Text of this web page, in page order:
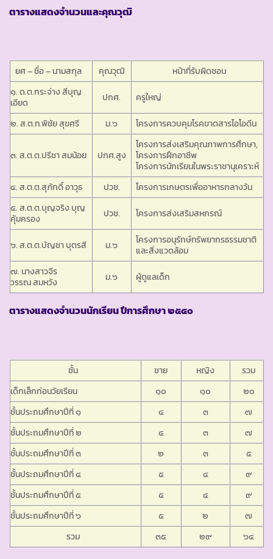
ตารางแสดงจำนวนและคุณวุฒิ
ยศ – ชื่อ – นามสกุล คุณวุฒิ
หน้าที่รับผิดชอบ
๑. ด.ต.กระจ่าง สีบุญ
เอียด
ปกศ.
ครูใหญ่
๒. ส.ต.ท.พิชัย สุขศรี
ม.๖ โครงการควบคุมโรคขาดสารไอโอดีน
๓. ส.ต.ต.ปรีชา สมน้อย ปกศ.สูง
โครงการส่งเสริมคุณภาพการศึกษา,
โครงการฝึกอาชีพ
โครงการนักเรียนในพระราชานุเคราะห์
๔. ส.ต.ต.สุภักดิ์ อาวุธ
ปวช.
โครงการเกษตรเพื่ออาหารกลางวัน
๕. ส.ต.ต.บุญจริง บุญ
คุ้มครอง
ปวช. โครงการส่งเสริมสหกรณ์
๖. ส.ต.ต.บัญชา บุตรสี ม.๖
โครงการอนุรักษ์ทรัพยากรธรรมชาติ
และสิ่งแวดล้อม
๗. นางสาวจีร
วรรณ สมหวัง
ม.๖ ผู้ดูแลเด็ก
ตารางแสดงจำนวนนักเรียน ปีการศึกษา ๒๕๔๐
ชั้น ชาย หญิง
รวม
เด็กเล็กก่อนวัยเรียน
๑๐ ๑๐
๒๐
ชั้นประถมศึกษาปีที่ ๑
๔ ๓
๗
ชั้นประถมศึกษาปีที่ ๒
๔ ๓
๗
ชั้นประถมศึกษาปีที่ ๓
๒ ๓
๕
ชั้นประถมศึกษาปีที่ ๔
๕ ๔
๙
ชั้นประถมศึกษาปีที่ ๕
๕ ๔
๙
ชั้นประถมศึกษาปีที่ ๖
๕ ๒
๗
รวม
๓๕ ๒๙ ๖๔